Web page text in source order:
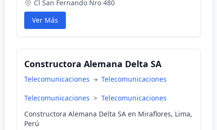
Cl San Fernando Nro 480
Ver Más
Constructora Alemana Delta SA
Telecomunicaciones Telecomunicaciones
Telecomunicaciones > Telecomunicaciones
Constructora Alemana Delta SA en Miraflores, Lima,
Perú